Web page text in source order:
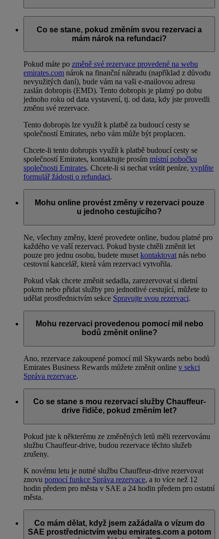
provádět změny online prostřednictvím sekceSpravujte svou
, i když jste některé části svého letu již absolvovali.
Co se stane, pokud změním svou rezervaci a
mám nárok na refundaci?
Pokud máte po změně své rezervace provedené na webu
emirates.com nárok na finanční náhradu (například z důvodu
nevyužitých daní), bude vám na vaši e-mailovou adresu
zaslán dobropis (EMD). Tento dobropis je platný po dobu
jednoho roku od data vystavení, tj. od data, kdy jste provedli
změnu své rezervace.
Tento dobropis lze využít k platbě za budoucí cesty se
společností Emirates, nebo vám může být proplacen.
Chcete-li tento dobropis využít k platbě budoucí cesty se
společností Emirates, kontaktujte prosím místní pobočku
společnosti Emirates. Chcete-li si nechat vrátit peníze, vyplňte
formulář žádosti o refundaci.
Mohu online provést změny v rezervaci pouze
u jednoho cestujícího?
Ne, všechny změny, které provedete online, budou platné pro
každého ve vaší rezervaci. Pokud byste chtěli změnit let
pouze pro jednu osobu, budete muset kontaktovat nás nebo
cestovní kancelář, která vám rezervaci vytvořila.
Pokud však chcete změnit sedadla, zarezervovat si dietní
pokrm nebo přidat služby pro jednotlivé cestující, můžete to
udělat prostřednictvím sekce Spravujte svou rezervaci.
Mohu rezervaci provedenou pomocí mil nebo
bodů změnit online?
Ano, rezervace zakoupené pomocí mil Skywards nebo bodů
Emirates Business Rewards můžete změnit online v sekci
Správa rezervace.
Co se stane s mou rezervací služby Chauffeur-
drive řidiče, pokud změním let?
Pokud jste k některému ze změněných letů měli rezervovánu
službu Chauffeur-drive, budou rezervace těchto služeb
zrušeny.
K novému letu je nutné službu Chauffeur-drive rezervovat
znovu pomocí funkce Správa rezervace, a to více než 12
hodin předem pro města v SAE a 24 hodin předem pro ostatní
města.
Co mám dělat, když jsem zažádal/a o vízum do
SAE prostřednictvím webu emirates.com a potom